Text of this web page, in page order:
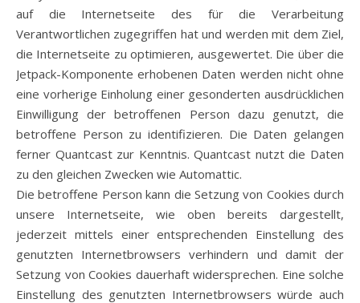
auf die Internetseite des für die Verarbeitung
Verantwortlichen zugegriffen hat und werden mit dem Ziel,
die Internetseite zu optimieren, ausgewertet. Die über die
Jetpack-Komponente erhobenen Daten werden nicht ohne
eine vorherige Einholung einer gesonderten ausdrücklichen
Einwilligung der betroffenen Person dazu genutzt, die
betroffene Person zu identifizieren. Die Daten gelangen
ferner Quantcast zur Kenntnis. Quantcast nutzt die Daten
zu den gleichen Zwecken wie Automattic.
Die betroffene Person kann die Setzung von Cookies durch
unsere Internetseite, wie oben bereits dargestellt,
jederzeit mittels einer entsprechenden Einstellung des
genutzten Internetbrowsers verhindern und damit der
Setzung von Cookies dauerhaft widersprechen. Eine solche
Einstellung des genutzten Internetbrowsers würde auch